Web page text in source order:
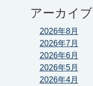
アーカイブ
2026年8月
2026年7月
2026年6月
2026年5月
2026年4月